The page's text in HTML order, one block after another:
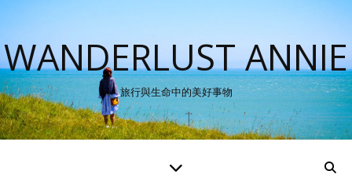
WANDERLUST ANNIE
旅行與生命中的美好事物